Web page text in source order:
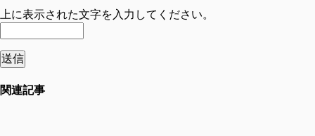
上に表示された文字を入力してください。
関連記事